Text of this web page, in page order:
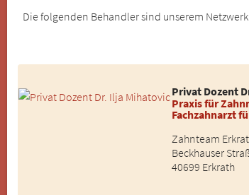
Die folgenden Behandler sind unserem
Privat Dozent
Praxis für
Fachzahnarzt
Zahnteam
Beckhauser
40699 Erkrath